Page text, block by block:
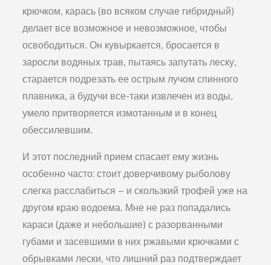
крючком, карась (во всяком случае гибридный)
делает все возможное и невозможное, чтобы
освободиться. Он кувыркается, бросается в
заросли водяных трав, пытаясь запутать леску,
старается подрезать ее острым лучом спинного
плавника, а будучи все-таки извлечен из воды,
умело притворяется измотанным и в конец
обессилевшим.
И этот последний прием спасает ему жизнь
особенно часто: стоит доверчивому рыболову
слегка расслабиться – и скользкий трофей уже на
другом краю водоема. Мне не раз попадались
караси (даже и небольшие) с разорванными
губами и засевшими в них ржавыми крючками с
обрывками лески, что лишний раз подтверждает